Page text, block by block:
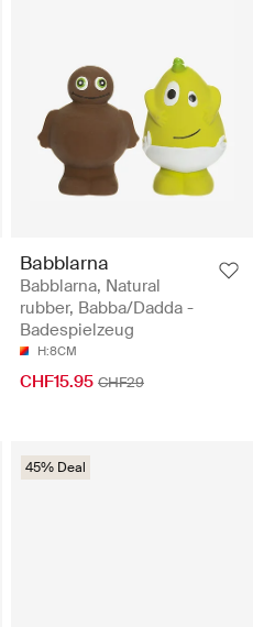
Babblarna
Babblarna, Natural
rubber, Babba/Dadda -
Badespielzeug
H:8CM
CHF15.95 CHF29
45% Deal